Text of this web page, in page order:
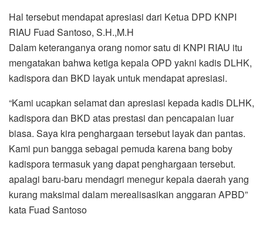
Hal tersebut mendapat apresiasi dari Ketua DPD KNPI
RIAU Fuad Santoso, S.H.,M.H
Dalam keteranganya orang nomor satu di KNPI RIAU itu
mengatakan bahwa ketiga kepala OPD yakni kadis DLHK,
kadispora dan BKD layak untuk mendapat apresiasi.
“Kami ucapkan selamat dan apresiasi kepada kadis DLHK,
kadispora dan BKD atas prestasi dan pencapaian luar
biasa. Saya kira penghargaan tersebut layak dan pantas.
Kami pun bangga sebagai pemuda karena bang boby
kadispora termasuk yang dapat penghargaan tersebut.
apalagi baru-baru mendagri menegur kepala daerah yang
kurang maksimal dalam merealisasikan anggaran APBD”
kata Fuad Santoso